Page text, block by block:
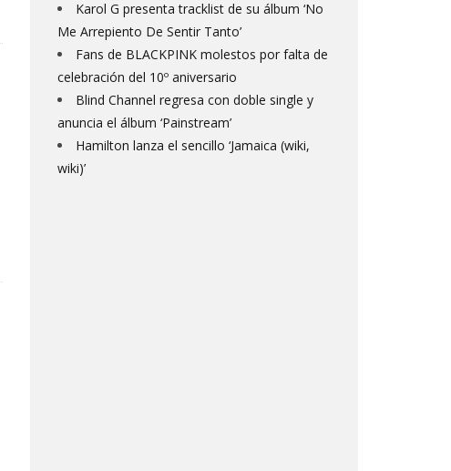
Karol G presenta tracklist de su álbum ‘No
Me Arrepiento De Sentir Tanto’
Fans de BLACKPINK molestos por falta de
celebración del 10º aniversario
Blind Channel regresa con doble single y
anuncia el álbum ‘Painstream’
Hamilton lanza el sencillo ‘Jamaica (wiki,
wiki)’